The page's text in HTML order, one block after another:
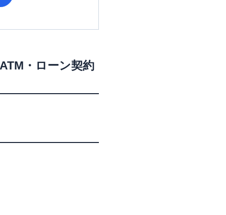
・ローン契約